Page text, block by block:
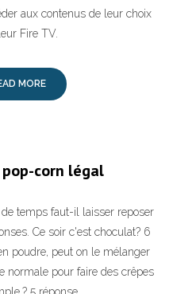
aux contenus de leur choix
Fire TV.
MORE
pop-corn légal
temps faut-il laisser reposer
Ce soir c'est choculat? 6
poudre, peut on le mélanger
normale pour faire des crêpes